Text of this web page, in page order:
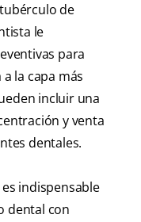
de
le
para
la capa más
incluir una
y venta
dentales.
indispensable
dental con